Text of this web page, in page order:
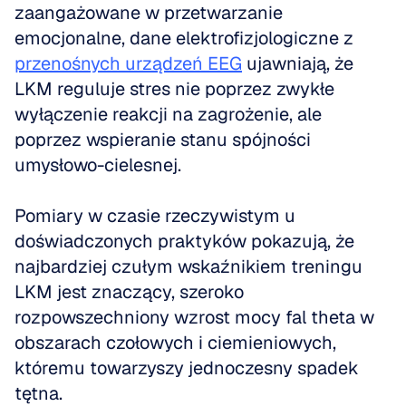
zaangażowane w przetwarzanie
przenośnych urządzeń EEG ujawniają, że
LKM reguluje stres nie poprzez zwykłe
wyłączenie reakcji na zagrożenie, ale
poprzez wspieranie stanu spójności
umysłowo-cielesnej.
Pomiary w czasie rzeczywistym u
doświadczonych praktyków pokazują, że
najbardziej czułym wskaźnikiem treningu
LKM jest znaczący, szeroko
rozpowszechniony wzrost mocy fal theta w
obszarach czołowych i ciemieniowych,
któremu towarzyszy jednoczesny spadek
tętna.